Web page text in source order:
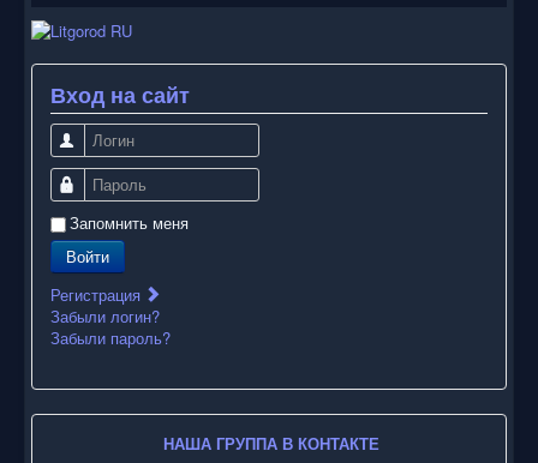
Вход на сайт
Логин
Пароль
Запомнить меня
Войти
Регистрация
Забыли логин?
Забыли пароль?
НАША ГРУППА В КОНТАКТЕ